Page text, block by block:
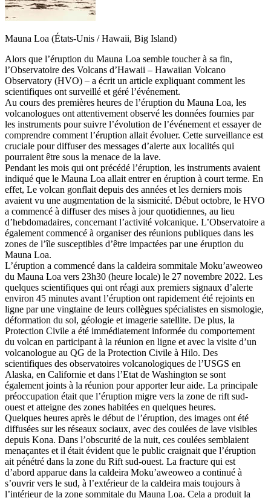
Mauna Loa (États-Unis / Hawaii, Big Island)
Alors que l’éruption du Mauna Loa semble toucher à sa fin,
l’Observatoire des Volcans d’Hawaii – Hawaiian Volcano
Observatory (HVO) – a écrit un article expliquant comment les
scientifiques ont surveillé et géré l’événement.
Au cours des premières heures de l’éruption du Mauna Loa, les
volcanologues ont attentivement observé les données fournies par
les instruments pour suivre l’évolution de l’événement et essayer de
comprendre comment l’éruption allait évoluer. Cette surveillance est
cruciale pour diffuser des messages d’alerte aux localités qui
pourraient être sous la menace de la lave.
Pendant les mois qui ont précédé l’éruption, les instruments avaient
indiqué que le Mauna Loa allait entrer en éruption à court terme. En
effet, Le volcan gonflait depuis des années et les derniers mois
avaient vu une augmentation de la sismicité. Début octobre, le HVO
a commencé à diffuser des mises à jour quotidiennes, au lieu
d’hebdomadaires, concernant l’activité volcanique. L’Observatoire a
également commencé à organiser des réunions publiques dans les
zones de l’île susceptibles d’être impactées par une éruption du
Mauna Loa.
L’éruption a commencé dans la caldeira sommitale Moku’aweoweo
du Mauna Loa vers 23h30 (heure locale) le 27 novembre 2022. Les
quelques scientifiques qui ont réagi aux premiers signaux d’alerte
environ 45 minutes avant l’éruption ont rapidement été rejoints en
ligne par une vingtaine de leurs collègues spécialistes en sismologie,
déformation du sol, géologie et imagerie satellite. De plus, la
Protection Civile a été immédiatement informée du comportement
du volcan en participant à la réunion en ligne et avec la visite d’un
volcanologue au QG de la Protection Civile à Hilo. Des
scientifiques des observatoires volcanologiques de l’USGS en
Alaska, en Californie et dans l’Etat de Washington se sont
également joints à la réunion pour apporter leur aide. La principale
préoccupation était que l’éruption migre vers la zone de rift sud-
ouest et atteigne des zones habitées en quelques heures.
Quelques heures après le début de l’éruption, des images ont été
diffusées sur les réseaux sociaux, avec des coulées de lave visibles
depuis Kona. Dans l’obscurité de la nuit, ces coulées semblaient
menaçantes et il était évident que le public craignait que l’éruption
ait pénétré dans la zone du Rift sud-ouest. La fracture qui est
d’abord apparue dans la caldeira Moku’aweoweo a continué à
s’ouvrir vers le sud, à l’extérieur de la caldeira mais toujours à
l’intérieur de la zone sommitale du Mauna Loa. Cela a produit la